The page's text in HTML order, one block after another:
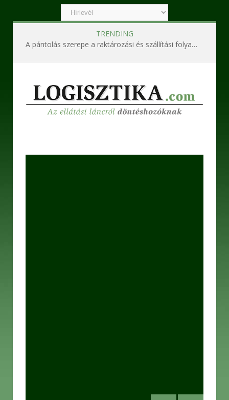
TRENDING
A pántolás szerepe a raktározási és szállítási folyamatokban